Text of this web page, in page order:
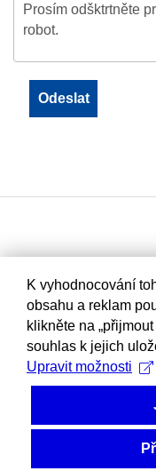
Prosím odšktrtněte
robot.
K vyhodnocování
obsahu a reklam
klikněte na
souhlas k jejich
Upravit možnosti